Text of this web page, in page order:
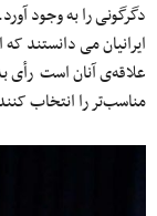
دگرگونی را به وجود
ایرانیان می دانستند
علاقه‌ی آنان است رأی
مناسب‌تر را انتخاب